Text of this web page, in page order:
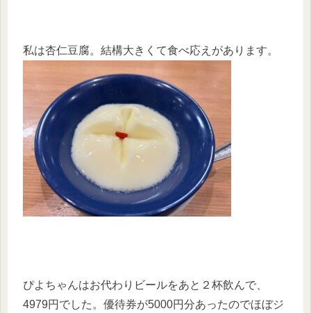
私は杏仁豆腐。結構大きくて食べ応えがあります。
ぴよちゃんはお代わりビールをあと２杯飲んで、
4979円でした。優待券が5000円分あったのでほぼジ